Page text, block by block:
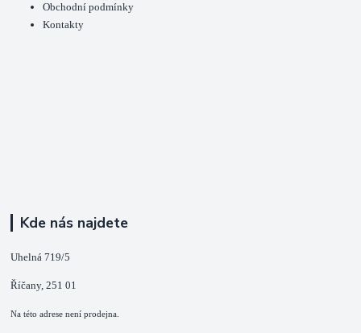
Obchodní podmínky
Kontakty
Kde nás najdete
Uhelná 719/5
Říčany, 251 01
Na této adrese není prodejna.